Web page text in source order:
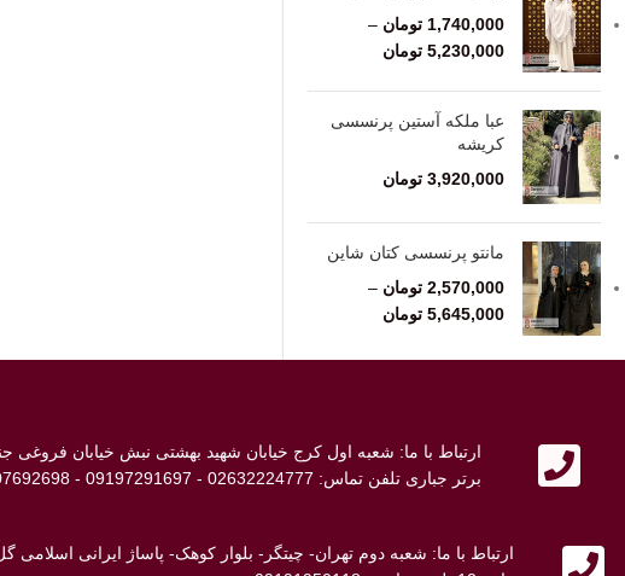
1,740,000 تومان –
5,230,000 تومان
عبا ملکه آستین پرنسسی
کریشه
3,920,000 تومان
مانتو پرنسسی کتان شاین
2,570,000 تومان –
5,645,000 تومان
ارتباط با ما: شعبه اول کرج خیابان شهید بهشتی نبش خیابان
برتر جباری تلفن تماس: 02632224777 - 09197291697 - 09107692698
ارتباط با ما: شعبه دوم تهران- چیتگر- بلوار کوهک- پاساژ ایرانی